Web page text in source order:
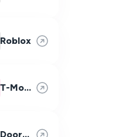
Roblox
T-Mobile
DoorDash